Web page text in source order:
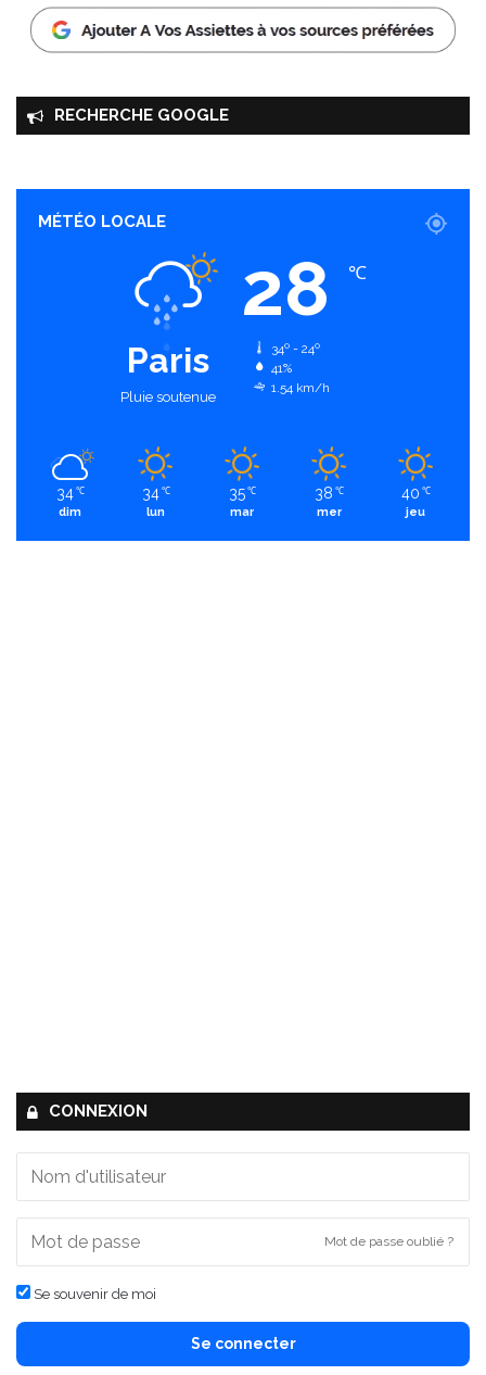
RECHERCHE GOOGLE
MÉTÉO LOCALE
Paris
Pluie soutenue
28 ℃
34º - 24º
41%
1.54 km/h
34 ℃
dim
34 ℃
lun
35 ℃
mar
38 ℃
mer
40 ℃
jeu
CONNEXION
Mot de passe oublié ?
Se souvenir de moi
Se connecter